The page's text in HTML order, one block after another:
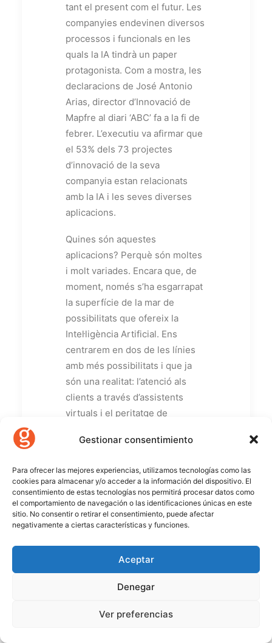
Gestionar consentimiento
Para ofrecer las mejores experiencias, utilizamos tecnologías como las
cookies para almacenar y/o acceder a la información del dispositivo. El
consentimiento de estas tecnologías nos permitirá procesar datos como
el comportamiento de navegación o las identificaciones únicas en este
sitio. No consentir o retirar el consentimiento, puede afectar
negativamente a ciertas características y funciones.
Aceptar
Denegar
Ver preferencias
tant el present com el futur. Les
companyies endevinen diversos
processos i funcionals en les
quals la IA tindrà un paper
protagonista. Com a mostra, les
declaracions de José Antonio
Arias, director d’Innovació de
Mapfre al diari ‘ABC’ fa a la fi de
febrer. L’executiu va afirmar que
el 53% dels 73 projectes
d’innovació de la seva
companyia estan relacionats
amb la IA i les seves diverses
aplicacions.
Quines són aquestes
aplicacions? Perquè són moltes
i molt variades. Encara que, de
moment, només s’ha esgarrapat
la superfície de la mar de
possibilitats que ofereix la
Intel·ligència Artificial. Ens
centrarem en dos de les línies
amb més possibilitats i que ja
són una realitat: l’atenció als
clients a través d’assistents
virtuals i el peritatge de
vinculats a la digitalització, ja
que són solucions concebudes
per a donar resposta a un client
que cada vegada més es mou en
els mediadors al capdavant, han
de seguir molt atents a l’evolució